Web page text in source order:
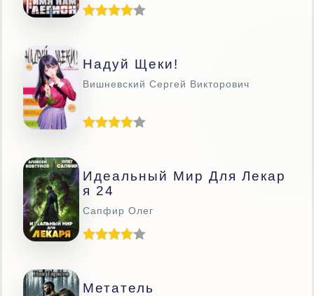
Надуй Щеки!
Вишневский Сергей Викторович
Идеальный Мир Для Лекар
Я 24
Сапфир Олег
Метатель